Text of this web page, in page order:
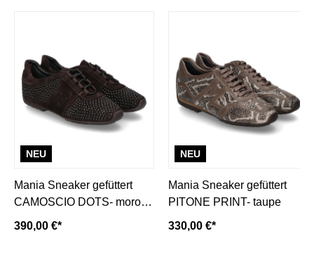
NEU
Mania Sneaker gefüttert
CAMOSCIO DOTS- moro/
dunkelbraun
390,00 €*
NEU
Mania Sneaker gefüttert
PITONE PRINT- taupe
330,00 €*